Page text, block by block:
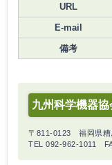
URL
E-mail
備考
九州科学機器協
〒811-0123 福岡県糟
TEL 092-962-1011